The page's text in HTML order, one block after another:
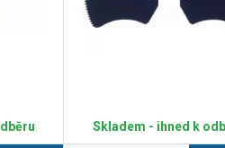
Skladem - ihned k